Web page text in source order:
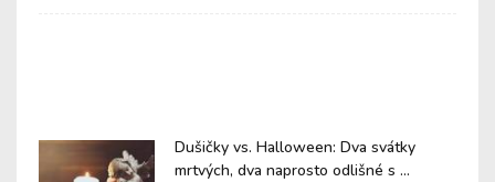
Dušičky vs. Halloween: Dva svátky
mrtvých, dva naprosto odlišné s ...